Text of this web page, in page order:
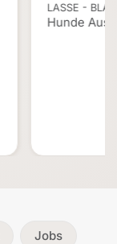
LASSE -
Hunde
Jobs